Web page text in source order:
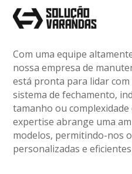
Com uma equipe
nossa empresa de
está pronta para lidar
sistema de fechamento,
tamanho ou
expertise abrange uma
modelos, permitindo-nos
personalizadas e